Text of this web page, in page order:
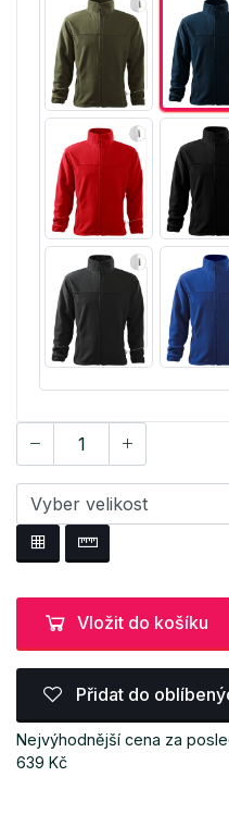
Vložit do košíku
Přidat do
Nejvýhodnější cena za
639 Kč